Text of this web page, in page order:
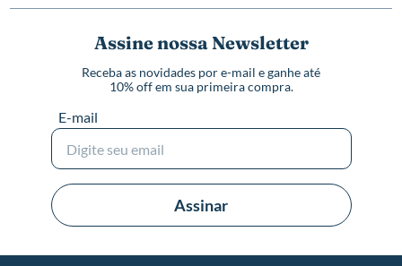
Assine nossa Newsletter
Receba as novidades por e-mail e ganhe até
10% off em sua primeira compra.
E-mail
Assinar